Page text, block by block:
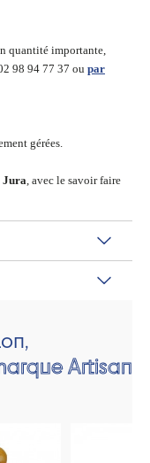
quantité importante,
98 94 77 37 ou par
gérées.
Jura, avec le savoir faire
Artisan